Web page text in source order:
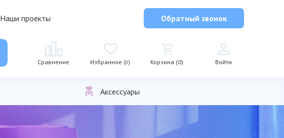
Наши проекты Обратный звонок
Сравнение Избранное (0) Корзина (0) Войти
Аксессуары